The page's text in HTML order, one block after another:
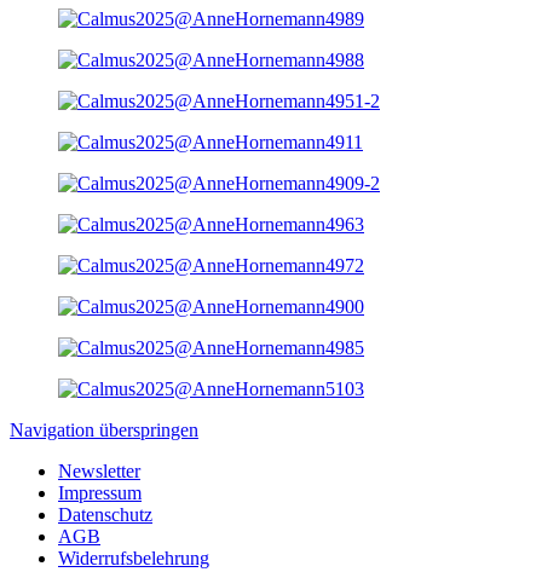
Navigation überspringen
Newsletter
Impressum
Datenschutz
AGB
Widerrufsbelehrung